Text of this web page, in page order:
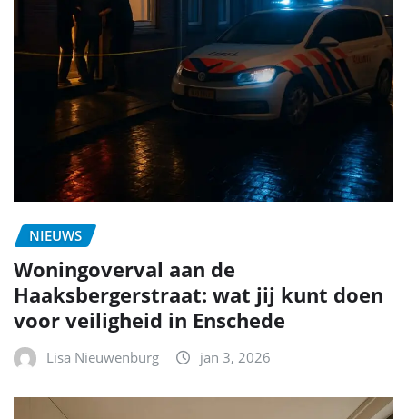
NIEUWS
Woningoverval aan de
Haaksbergerstraat: wat jij kunt doen
voor veiligheid in Enschede
Lisa Nieuwenburg jan 3, 2026